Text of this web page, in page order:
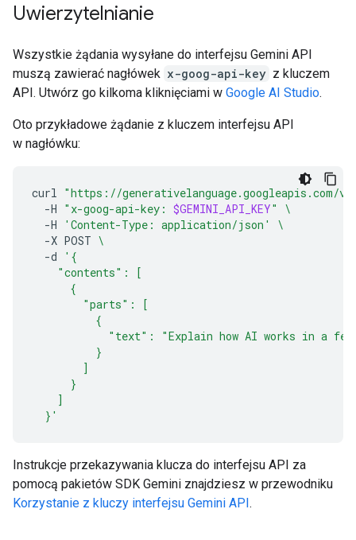
Uwierzytelnianie
Wszystkie żądania wysyłane do interfejsu Gemini API
muszą zawierać nagłówek x-goog-api-key z kluczem
API. Utwórz go kilkoma kliknięciami w Google AI Studio.
Oto przykładowe żądanie z kluczem interfejsu API
w nagłówku:
curl "https://generativelanguage.googleapis.com/
-H "x-goog-api-key: $GEMINI_API_KEY"
\
-H
'Content-Type: application/json'
\
-X POST \
-d
'{
    "contents": [
      {
        "parts": [
          {
"text": "Explain how AI works in a
          }
        ]
      }
    ]
  }'
Instrukcje przekazywania klucza do interfejsu API za
pomocą pakietów SDK Gemini znajdziesz w przewodniku
Korzystanie z kluczy interfejsu Gemini API.